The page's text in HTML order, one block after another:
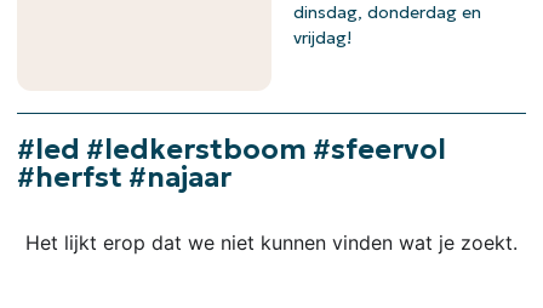
dinsdag, donderdag en
vrijdag!
#led #ledkerstboom #sfeervol
#herfst #najaar
Het lijkt erop dat we niet kunnen vinden wat je zoekt.